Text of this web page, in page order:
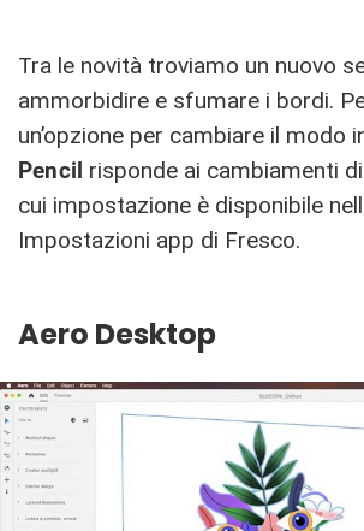
Tra le novità troviamo un nuovo
ammorbidire e sfumare i bordi. Per
un’opzione per cambiare il modo
Pencil risponde ai cambiamenti
cui impostazione è disponibile
Impostazioni app di Fresco.
Aero Desktop